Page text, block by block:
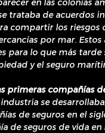
en las colonias
trataba de acuerdos
compartir los riesgos
por mar. Estos
para lo que más tarde
y el seguro
primeras compañías
se
de seguros en el
de seguros de vida en